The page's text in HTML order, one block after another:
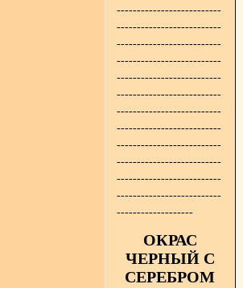
--------------------------
--------------------------
--------------------------
--------------------------
--------------------------
--------------------------
--------------------------
--------------------------
--------------------------
--------------------------
--------------------------
--------------------------
-------------------
ОКРАС
ЧЕРНЫЙ С
СЕРЕБРОМ